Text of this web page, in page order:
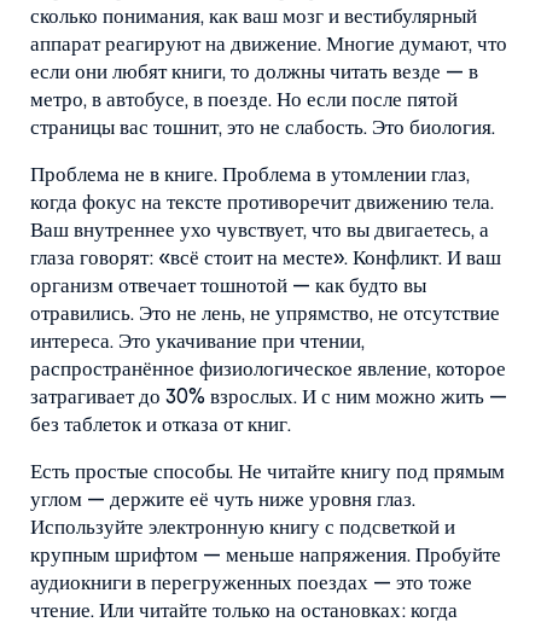
сколько понимания, как ваш мозг и вестибулярный
аппарат реагируют на движение. Многие думают, что
если они любят книги, то должны читать везде — в
метро, в автобусе, в поезде. Но если после пятой
страницы вас тошнит, это не слабость. Это биология.
Проблема не в книге. Проблема в утомлении глаз,
когда фокус на тексте противоречит движению тела.
Ваш внутреннее ухо чувствует, что вы двигаетесь, а
глаза говорят: «всё стоит на месте». Конфликт. И ваш
организм отвечает тошнотой — как будто вы
отравились. Это не лень, не упрямство, не отсутствие
интереса. Это укачивание при чтении,
распространённое физиологическое явление, которое
затрагивает до 30% взрослых. И с ним можно жить —
без таблеток и отказа от книг.
Есть простые способы. Не читайте книгу под прямым
углом — держите её чуть ниже уровня глаз.
Используйте электронную книгу с подсветкой и
крупным шрифтом — меньше напряжения. Пробуйте
аудиокниги в перегруженных поездах — это тоже
чтение. Или читайте только на остановках: когда